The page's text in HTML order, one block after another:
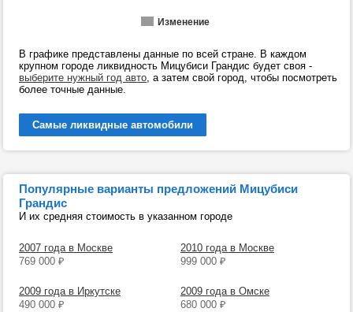
Изменение
В графике представлены данные по всей стране. В каждом
крупном городе ликвидность Мицубиси Грандис будет своя -
выберите нужный год авто, а затем свой город, чтобы посмотреть
более точные данные.
Самые ликвидные автомобили
Популярные варианты предложений Мицубиси
Грандис
И их средняя стоимость в указанном городе
2007 года в Москве
769 000 ₽
2010 года в Москве
999 000 ₽
2009 года в Иркутске
490 000 ₽
2009 года в Омске
680 000 ₽